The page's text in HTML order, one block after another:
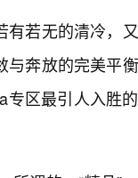
有若无的清冷，
与奔放的完美平
专区最引人入胜